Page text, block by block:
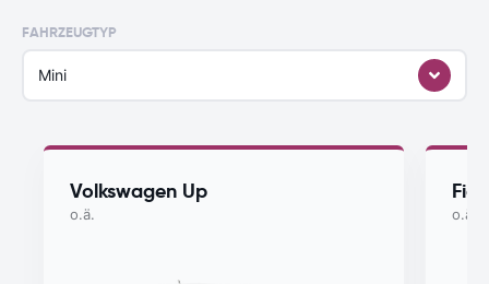
FAHRZEUGTYP
Mini
Volkswagen Up
o.ä. o.ä.